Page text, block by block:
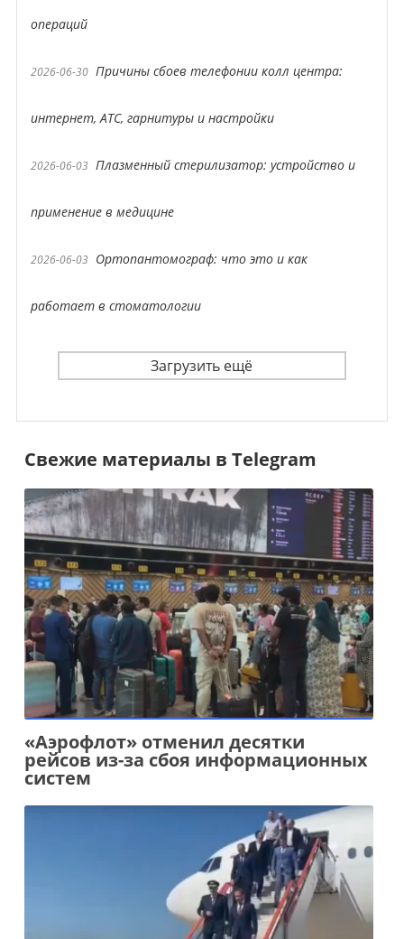
операций
2026-06-30 Причины сбоев телефонии колл центра:
интернет, АТС, гарнитуры и настройки
2026-06-03 Плазменный стерилизатор: устройство и
применение в медицине
2026-06-03 Ортопантомограф: что это и как
работает в стоматологии
Загрузить ещё
Свежие материалы в Telegram
«Аэрофлот» отменил десятки
рейсов из-за сбоя информационных
систем